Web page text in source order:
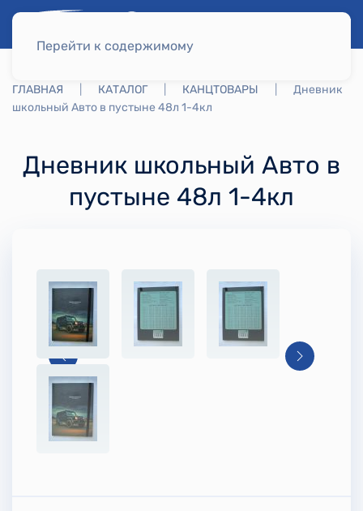
Перейти к содержимому
ГЛАВНАЯ КАТАЛОГ КАНЦТОВАРЫ
Дневник
школьный Авто в пустыне 48л 1-4кл
Дневник школьный Авто в
пустыне 48л 1-4кл